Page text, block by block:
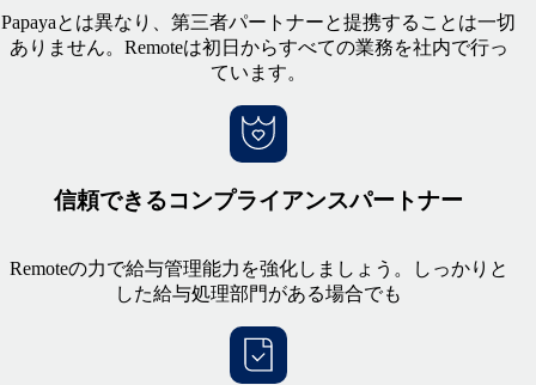
Papayaとは異なり、第三者パートナーと提携することは一切
ありません。Remoteは初日からすべての業務を社内で行っ
ています。
信頼できるコンプライアンスパートナー
Remoteの力で給与管理能力を強化しましょう。しっかりと
した給与処理部門がある場合でも